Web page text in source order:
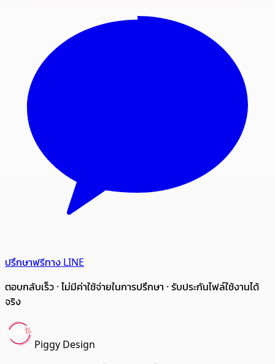
ปรึกษาฟรีทาง LINE
ตอบกลับเร็ว · ไม่มีค่าใช้จ่ายในการปรึกษา · รับประกันไฟล์ใช้งานได้
จริง
Piggy Design